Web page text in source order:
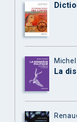
La